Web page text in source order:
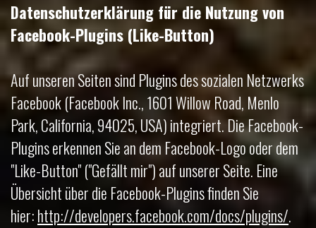
Datenschutzerklärung für die Nutzung von
Facebook-Plugins (Like-Button)
Auf unseren Seiten sind Plugins des sozialen Netzwerks
Facebook (Facebook Inc., 1601 Willow Road, Menlo
Park, California, 94025, USA) integriert. Die Facebook-
Plugins erkennen Sie an dem Facebook-Logo oder dem
"Like-Button" ("Gefällt mir") auf unserer Seite. Eine
Übersicht über die Facebook-Plugins finden Sie
hier:http://developers.facebook.com/docs/plugins/.